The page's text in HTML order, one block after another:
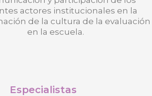
actores institucionales en la
de la cultura de la evaluación
en la escuela.
Especialistas